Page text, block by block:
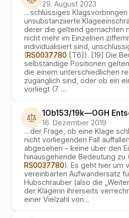
29. August 2023
…schlüssiges
unsubstanziierte
derer die geltend gemachten
nicht mehr im Einzelnen
individualisiert sind,
(RS0037780 [T6]). [19] Die
selbständige Positionen
die einem unterschiedlichen
zugänglich sind, oder ob ein
vorliegt (7 …
1Ob153/19k—OGH
16. Dezember 2019
…der Frage, ob eine Klage
nicht vorliegenden Fall
abgesehen – keine über den
hinausgehende Bedeutung zu
RS0037780). Es geht hier um
vereinbarten Aufwandersatz
Hubschrauber (also die
der Klägerin ihrerseits
einer Vielzahl von…